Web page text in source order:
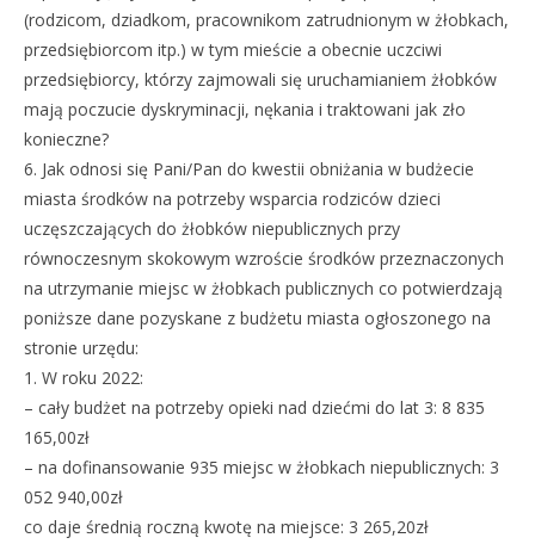
(rodzicom, dziadkom, pracownikom zatrudnionym w żłobkach,
przedsiębiorcom itp.) w tym mieście a obecnie uczciwi
przedsiębiorcy, którzy zajmowali się uruchamianiem żłobków
mają poczucie dyskryminacji, nękania i traktowani jak zło
konieczne?
6. Jak odnosi się Pani/Pan do kwestii obniżania w budżecie
miasta środków na potrzeby wsparcia rodziców dzieci
uczęszczających do żłobków niepublicznych przy
równoczesnym skokowym wzroście środków przeznaczonych
na utrzymanie miejsc w żłobkach publicznych co potwierdzają
poniższe dane pozyskane z budżetu miasta ogłoszonego na
stronie urzędu:
1. W roku 2022:
– cały budżet na potrzeby opieki nad dziećmi do lat 3: 8 835
165,00zł
– na dofinansowanie 935 miejsc w żłobkach niepublicznych: 3
052 940,00zł
co daje średnią roczną kwotę na miejsce: 3 265,20zł